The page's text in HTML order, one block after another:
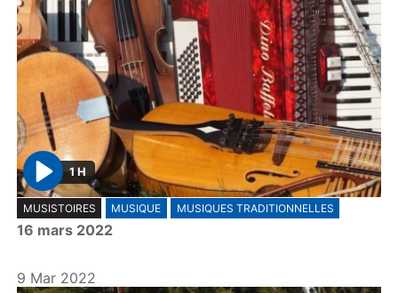
P
l
a
1 H
MUSISTOIRES MUSIQUE MUSIQUES TRADITIONNELLES
16 mars 2022
9 Mar 2022